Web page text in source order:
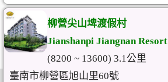
柳營尖山埤渡假村
Jianshanpi Jiangnan Resort
(8200 ~ 13600) 3.1公里
臺南市柳營區旭山里60號